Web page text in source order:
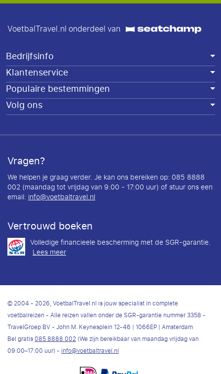
VoetbalTravel.nl onderdeel van
Bedrijfsinfo
Klantenservice
Populaire bestemmingen
Volg ons
Vragen?
We helpen je graag verder. Je kan ons bereiken op: 085 8888
002 (maandag tot vrijdag van 9:00 - 17:00 uur) of stuur ons een
email: info@voetbaltravel.nl
Vertrouwd boeken
Volledige financieele bescherming met de SGR-garantie.
Lees meer
© 2004 - 2026, VoetbalTravel.nl is jouw specialist in complete
voetbalreizen - Alle reizen vallen onder de SGR-garantie nummer 3358 -
TravelGroep BV - John M. Keynesplein 12-46 | 1066EP | Amsterdam
Bel gratis085 8888 002(We zijn bereikbaar van maandag vrijdag van
09:00–17:00 uur) -info@voetbaltravel.nl